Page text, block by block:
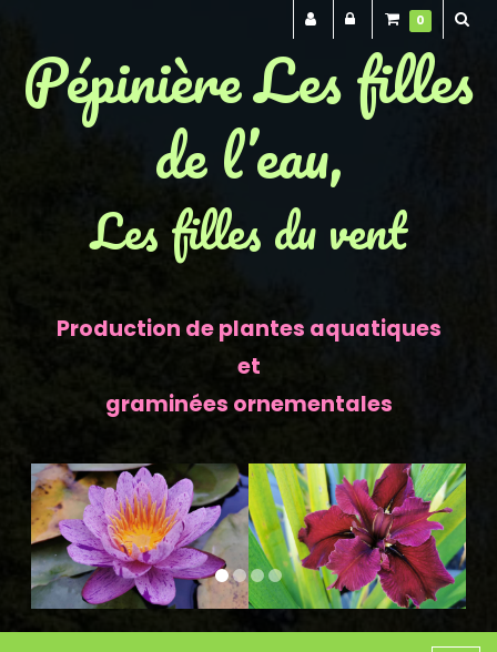
Pépinière Les filles
de l’eau,
Les filles du vent
Production de plantes aquatiques
et
graminées ornementales
Previous Next
0